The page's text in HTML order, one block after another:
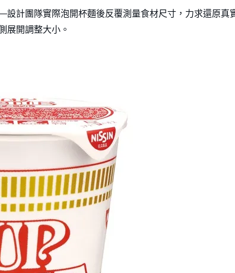
計團隊實際泡開杯麵後反覆測量食材尺寸，力求還原真
展開調整大小。